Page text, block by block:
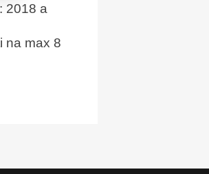
2018 a
na max 8